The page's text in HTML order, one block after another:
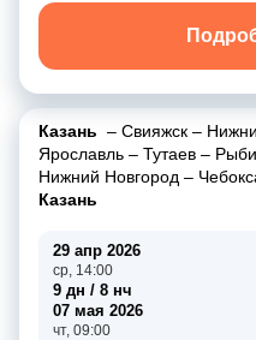
Казань – Свияжск –
Ярославль – Тутаев –
Нижний Новгород –
Казань
29 апр 2026
ср, 14:00
9 дн / 8 нч
07 мая 2026
чт, 09:00